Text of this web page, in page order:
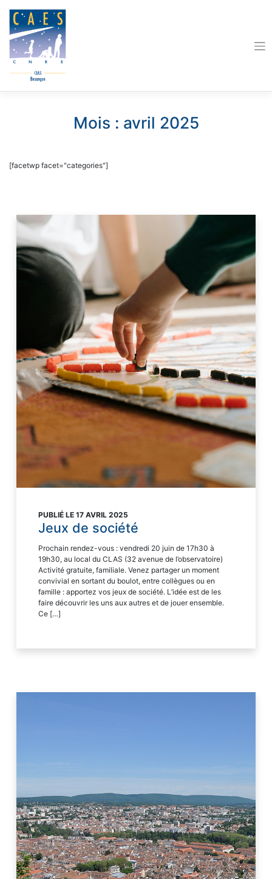
content
Mois : avril 2025
[facetwp facet="categories"]
PUBLIÉ LE 17 AVRIL 2025
Jeux de société
Prochain rendez-vous : vendredi 20 juin de 17h30 à
19h30, au local du CLAS (32 avenue de l’observatoire)
Activité gratuite, familiale. Venez partager un moment
convivial en sortant du boulot, entre collègues ou en
famille : apportez vos jeux de société. L’idée est de les
faire découvrir les uns aux autres et de jouer ensemble.
Ce […]